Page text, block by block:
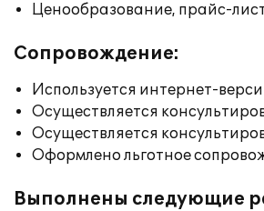
Ценообразование, прайс-
Сопровождение:
Используется интернет-
Осуществляется
Осуществляется
Оформлено льготное
Выполнены следующие